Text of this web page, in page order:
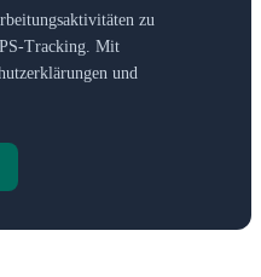
zu
Tracking. Mit
und